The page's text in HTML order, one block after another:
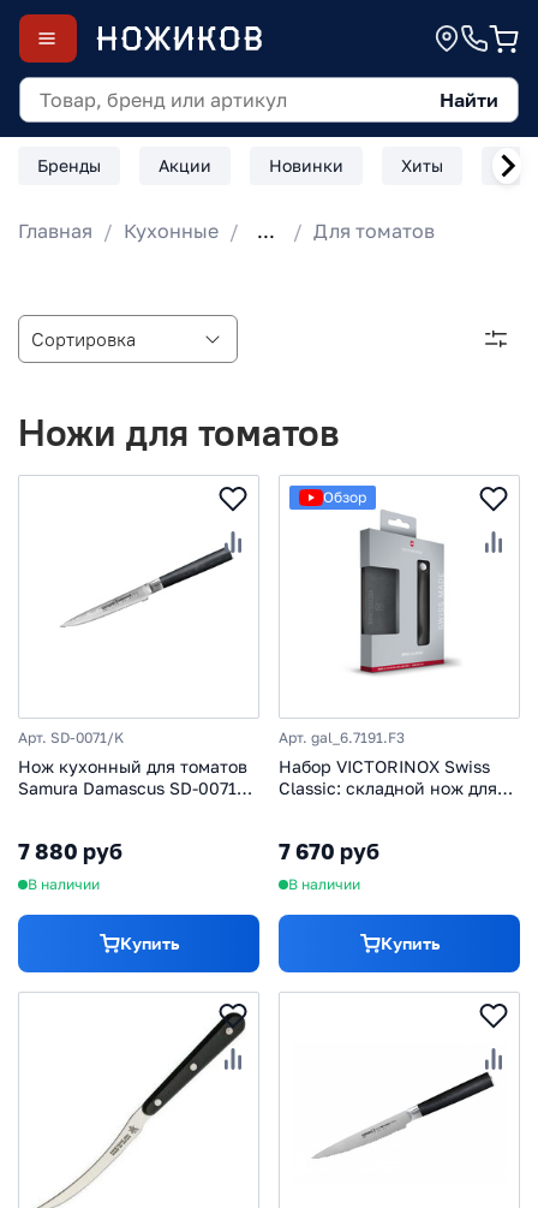
Найти
Бренды Акции Новинки Хиты
Главная Кухонные ... Для томатов
Ножи для томатов
Арт. SD-0071/K
Нож кухонный для томатов
Samura Damascus SD-0071/Y,
7 880 руб
В наличии
Купить
Обзор
Арт. gal_6.7191.F3
Набор VICTORINOX Swiss
Classic: складной нож для
7 670 руб
В наличии
Купить